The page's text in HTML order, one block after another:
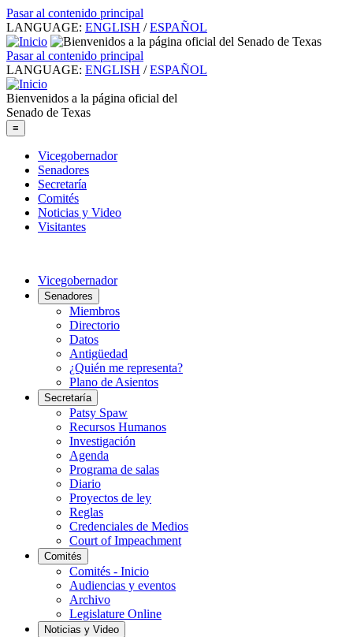
Pasar al contenido principal
LANGUAGE: ENGLISH / ESPAÑOL
Pasar al contenido principal
LANGUAGE: ENGLISH / ESPAÑOL
Bienvenidos a la página oficial del
Senado de Texas
≡
Vicegobernador
Senadores
Secretaría
Comités
Noticias y Video
Visitantes
Vicegobernador
Senadores
Miembros
Directorio
Datos
Antigüedad
¿Quién me representa?
Plano de Asientos
Secretaría
Patsy Spaw
Recursos Humanos
Investigación
Agenda
Programa de salas
Diario
Proyectos de ley
Reglas
Credenciales de Medios
Court of Impeachment
Comités
Comités - Inicio
Audiencias y eventos
Archivo
Legislature Online
Noticias y Video